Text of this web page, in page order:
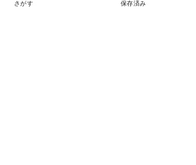
さがす 保存済み